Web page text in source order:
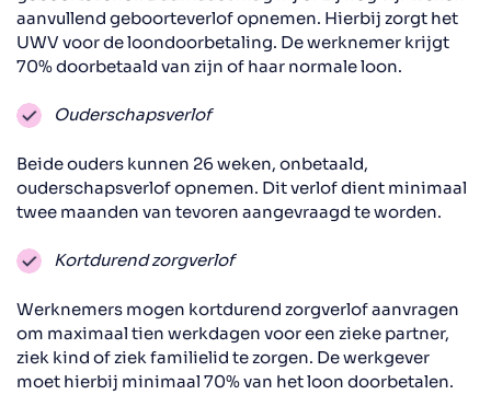
aanvullend geboorteverlof opnemen. Hierbij zorgt het
UWV voor de loondoorbetaling. De werknemer krijgt
70% doorbetaald van zijn of haar normale loon.
Ouderschapsverlof
Beide ouders kunnen 26 weken, onbetaald,
ouderschapsverlof opnemen. Dit verlof dient minimaal
twee maanden van tevoren aangevraagd te worden.
Kortdurend zorgverlof
Werknemers mogen kortdurend zorgverlof aanvragen
om maximaal tien werkdagen voor een zieke partner,
ziek kind of ziek familielid te zorgen. De werkgever
moet hierbij minimaal 70% van het loon doorbetalen.